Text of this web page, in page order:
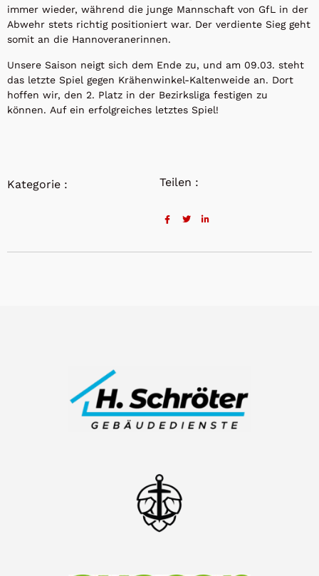
immer wieder, während die junge Mannschaft von GfL in der
Abwehr stets richtig positioniert war. Der verdiente Sieg geht
somit an die Hannoveranerinnen.
Unsere Saison neigt sich dem Ende zu, und am 09.03. steht
das letzte Spiel gegen Krähenwinkel-Kaltenweide an. Dort
hoffen wir, den 2. Platz in der Bezirksliga festigen zu
können. Auf ein erfolgreiches letztes Spiel!
Kategorie : Teilen :